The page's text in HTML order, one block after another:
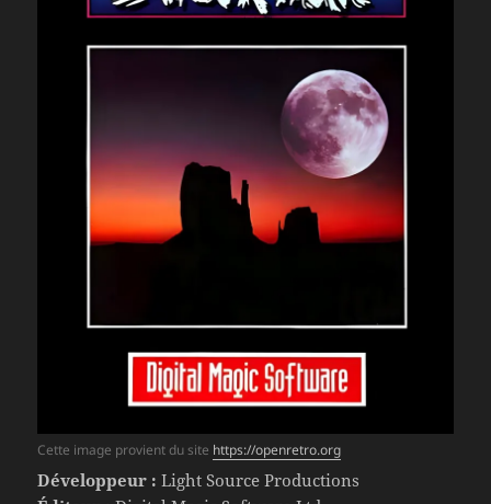
Cette image provient du site https://openretro.org
Développeur : Light Source Productions